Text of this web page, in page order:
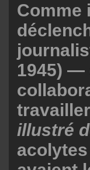
Comme
1945) —
illustré